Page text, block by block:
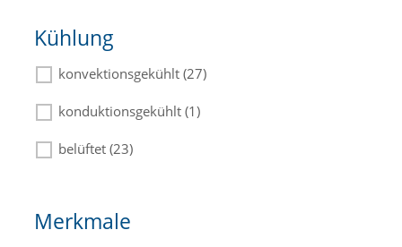
Kühlung
konvektionsgekühlt (27)
konduktionsgekühlt (1)
belüftet (23)
Merkmale